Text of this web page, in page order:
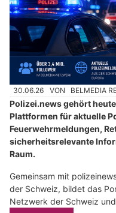
30.06.26 VON BELMEDIA
Polizei.news gehört
Plattformen für aktuelle
Feuerwehrmeldungen,
sicherheitsrelevante
Raum.
Gemeinsam mit
der Schweiz, bildet das
Netzwerk der Schweiz